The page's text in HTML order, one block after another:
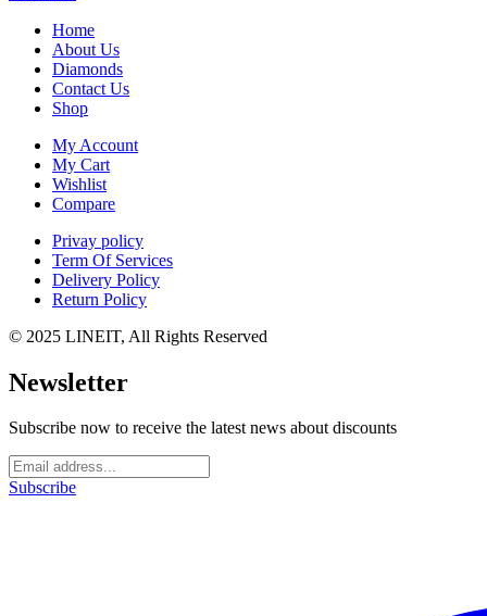
Home
About Us
Diamonds
Contact Us
Shop
My Account
My Cart
Wishlist
Compare
Privay policy
Term Of Services
Delivery Policy
Return Policy
© 2025 LINEIT, All Rights Reserved
Newsletter
Subscribe now to receive the latest news about discounts
Subscribe